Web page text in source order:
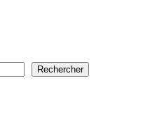
Rechercher